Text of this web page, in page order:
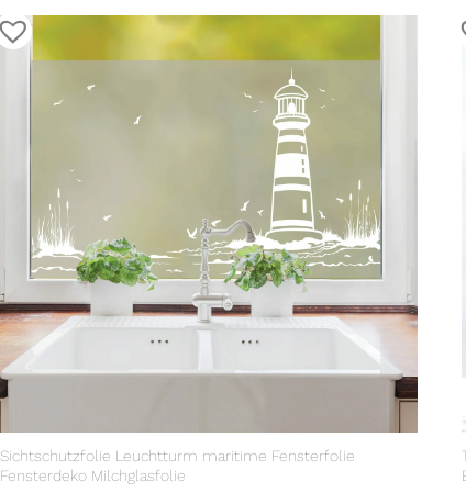
Sichtschutzfolie Leuchtturm maritime Fensterfolie
Fensterdeko Milchglasfolie